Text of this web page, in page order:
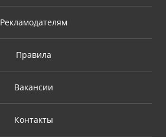
Рекламодателям
Правила
Вакансии
Контакты